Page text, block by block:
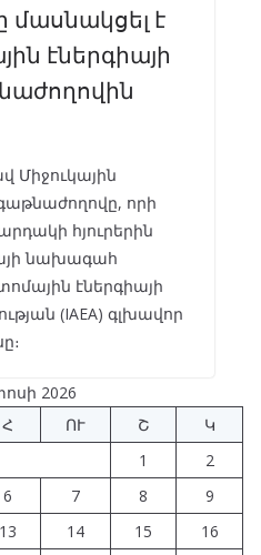
մասնակցել է
էներգիայի
Միջուկային
որի
հյուրերին
նախագահ
էներգիայի
(IAEA) գլխավոր
2026
Հ ՈՒ Շ
Կ
1
2
6 7 8
9
13 14 15
16